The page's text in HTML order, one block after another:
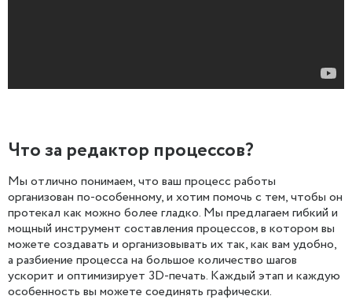
Что за редактор процессов?
Мы отлично понимаем, что ваш процесс работы
организован по-особенному, и хотим помочь с тем, чтобы он
протекал как можно более гладко. Мы предлагаем гибкий и
мощный инструмент составления процессов, в котором вы
можете создавать и организовывать их так, как вам удобно,
а разбиение процесса на большое количество шагов
ускорит и оптимизирует 3D-печать. Каждый этап и каждую
особенность вы можете соединять графически.